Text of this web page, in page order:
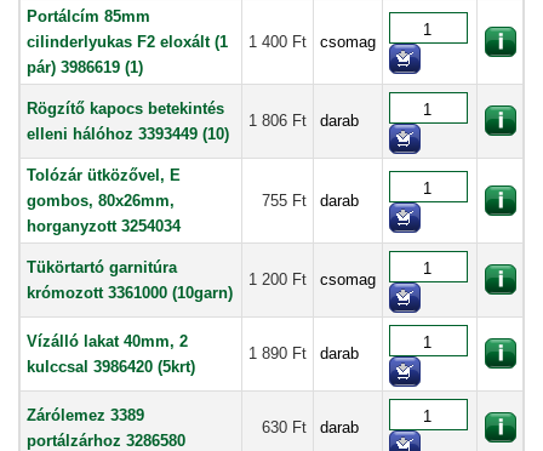
Portálcím 85mm
cilinderlyukas F2 eloxált (1
pár) 3986619 (1)
1 400 Ft csomag
Rögzítő kapocs betekintés
elleni hálóhoz 3393449 (10)
1 806 Ft darab
Tolózár ütközővel, E
gombos, 80x26mm,
horganyzott 3254034
755 Ft darab
Tükörtartó garnitúra
krómozott 3361000 (10garn)
1 200 Ft csomag
Vízálló lakat 40mm, 2
kulccsal 3986420 (5krt)
1 890 Ft darab
Zárólemez 3389
portálzárhoz 3286580
630 Ft darab